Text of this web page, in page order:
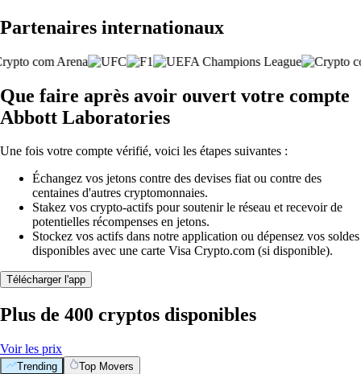
Partenaires internationaux
Que faire après avoir ouvert votre compte
Abbott Laboratories
Une fois votre compte vérifié, voici les étapes suivantes :
Échangez vos jetons contre des devises fiat ou contre des
centaines d'autres cryptomonnaies.
Stakez vos crypto-actifs pour soutenir le réseau et recevoir de
potentielles récompenses en jetons.
Stockez vos actifs dans notre application ou dépensez vos soldes
disponibles avec une carte Visa Crypto.com (si disponible).
Télécharger l'app
Plus de 400 cryptos disponibles
Voir les prix
Trending Top Movers